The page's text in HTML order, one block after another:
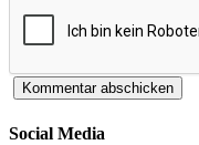
Social Media